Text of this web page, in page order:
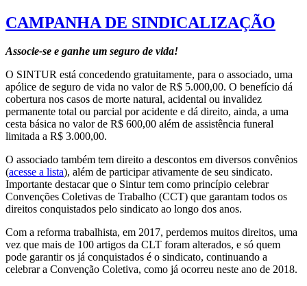
CAMPANHA DE SINDICALIZAÇÃO
Associe-se e ganhe um seguro de vida!
O SINTUR está concedendo gratuitamente, para o associado, uma
apólice de seguro de vida no valor de R$ 5.000,00. O benefício dá
cobertura nos casos de morte natural, acidental ou invalidez
permanente total ou parcial por acidente e dá direito, ainda, a uma
cesta básica no valor de R$ 600,00 além de assistência funeral
limitada a R$ 3.000,00.
O associado também tem direito a descontos em diversos convênios
(acesse a lista), além de participar ativamente de seu sindicato.
Importante destacar que o Sintur tem como princípio celebrar
Convenções Coletivas de Trabalho (CCT) que garantam todos os
direitos conquistados pelo sindicato ao longo dos anos.
Com a reforma trabalhista, em 2017, perdemos muitos direitos, uma
vez que mais de 100 artigos da CLT foram alterados, e só quem
pode garantir os já conquistados é o sindicato, continuando a
celebrar a Convenção Coletiva, como já ocorreu neste ano de 2018.